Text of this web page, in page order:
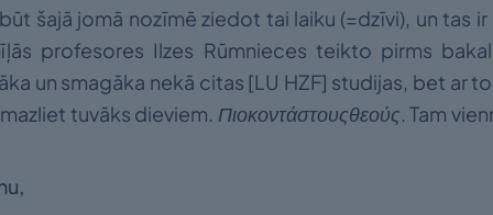
šajā jomā nozīmē ziedot tai laiku (=dzīvi), un tas
profesores Ilzes Rūmnieces teikto pirms
un smagāka nekā citas [LU HZF] studijas, bet ar
tuvāks dieviem. Πιοκοντάστουςθεούς. Tam